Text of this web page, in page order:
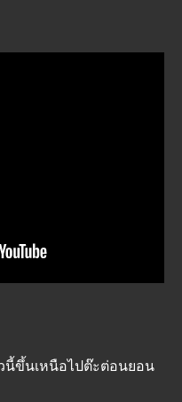
นี้ขึ้นเหนือไปต๊ะต่อนยอน